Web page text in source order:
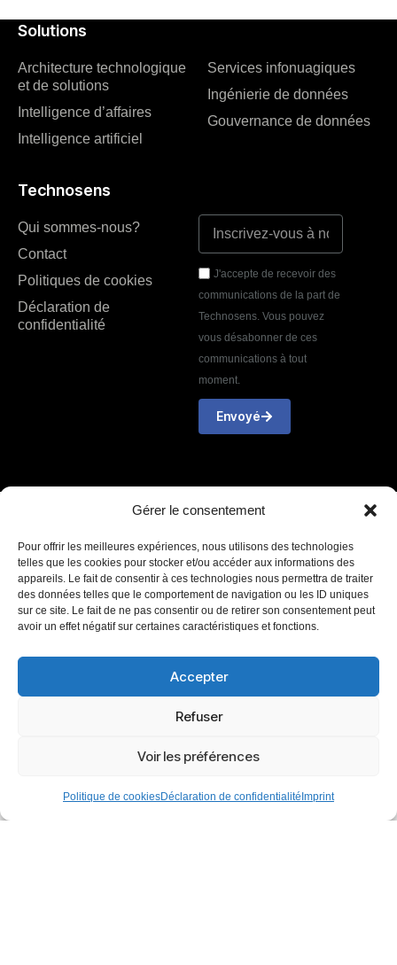
Gérer le consentement
Pour offrir les meilleures expériences, nous utilisons des technologies
telles que les cookies pour stocker et/ou accéder aux informations des
appareils. Le fait de consentir à ces technologies nous permettra de traiter
des données telles que le comportement de navigation ou les ID uniques
sur ce site. Le fait de ne pas consentir ou de retirer son consentement peut
avoir un effet négatif sur certaines caractéristiques et fonctions.
Accepter
Refuser
Voir les préférences
Politique de cookiesDéclaration de confidentialité Imprint
Solutions
Architecture technologique
et de solutions
Intelligence d’affaires
Intelligence artificiel
Services infonuagiques
Ingénierie de données
Gouvernance de données
Technosens
Qui sommes-nous?
Contact
Politiques de cookies
Déclaration de
confidentialité
J'accepte de recevoir des
communications de la part de
Technosens. Vous pouvez
vous désabonner de ces
communications à tout
moment.
Envoyé
797 Boul Lebourgneuf, suite 300